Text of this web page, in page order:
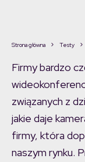
Strona główna Testy
Firmy bardzo
związanych z
jakie daje
firmy, która
naszym rynku.